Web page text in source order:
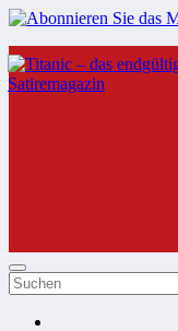
Zum
Inhalt
springen